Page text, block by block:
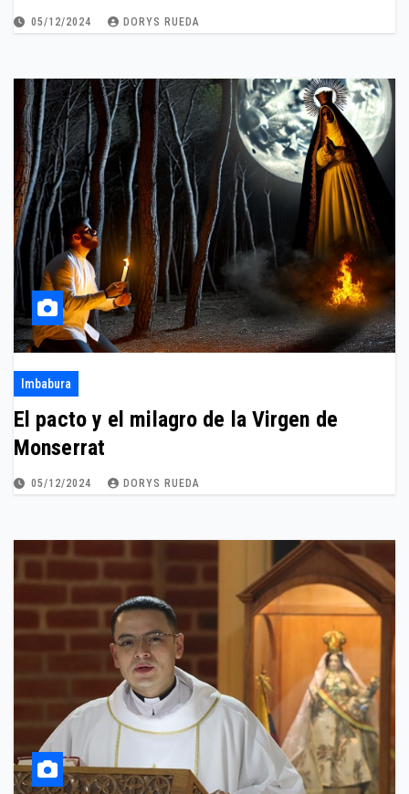
05/12/2024 DORYS RUEDA
Imbabura
El pacto y el milagro de la Virgen de
Monserrat
05/12/2024 DORYS RUEDA